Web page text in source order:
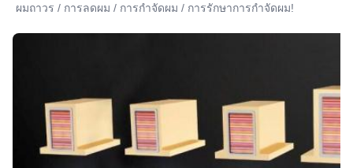
ผมถาวร / การลดผม / การกําจัดผม / การรักษาการกําจัดผม!